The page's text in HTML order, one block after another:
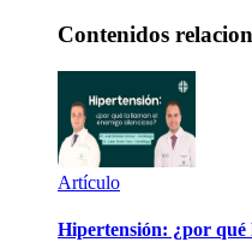
Contenidos
Artículo
Hipertensión: ¿por qué